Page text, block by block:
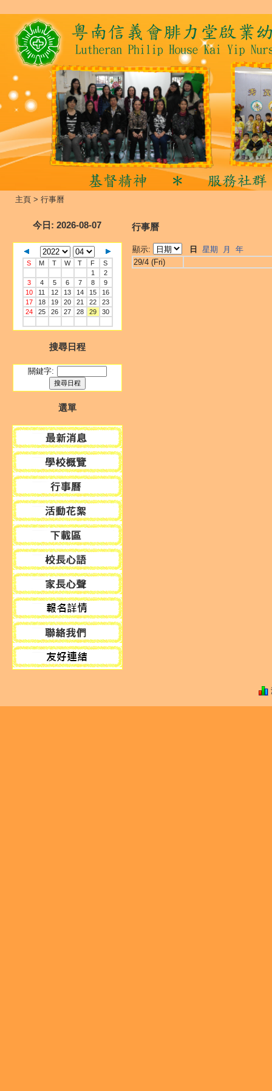
主頁 > 行事曆
今日 : 2026-08-07
S M T W T F
S
1
2
3
4 5 6 7 8
9
10
11 12 13 14 15
16
17
18 19 20 21 22
23
24
25 26 27 28 29 30
搜尋日程
關鍵字:
選單
行事曆
顯示: 日 星期 月
年
29/4 (Fri)